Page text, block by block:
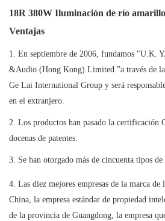
Ventajas
1. En septiembre de 2006, fundamos
&Audio (Hong Kong) Limited ”a través de
Ge Lai International Group y será
en el extranjero.
2. Los productos han pasado la certificación
docenas de patentes.
3. Se han otorgado más de cincuenta tipos
4. Las diez mejores empresas de la marca
China, la empresa estándar de propiedad
de la provincia de Guangdong, la empresa